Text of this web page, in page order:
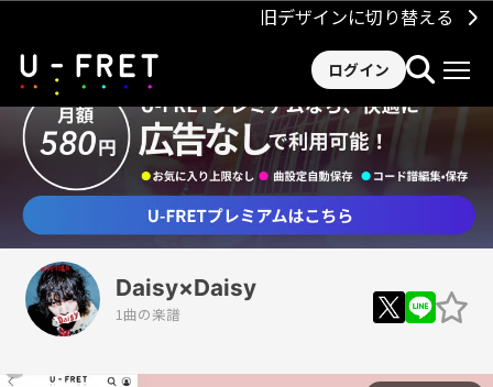
旧デザインに切り替える
ログイン
Daisy×Daisy
1曲の楽譜